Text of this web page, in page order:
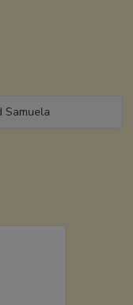
Samuela